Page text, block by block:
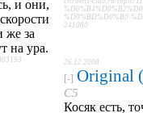
и они,
же за
на ура.
%D0%BD%D0%B0-
241080
26.12.2008
[-] Original
C5
Косяк есть,